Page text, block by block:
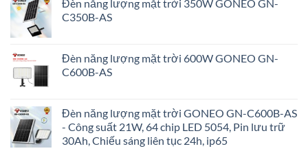
Đèn năng lượng mặt trời 350W GONEO GN-
C350B-AS
Đèn năng lượng mặt trời 600W GONEO GN-
C600B-AS
Đèn năng lượng mặt trời GONEO GN-C600B-AS
- Công suất 21W, 64 chip LED 5054, Pin lưu trữ
30Ah, Chiếu sáng liên tục 24h, ip65